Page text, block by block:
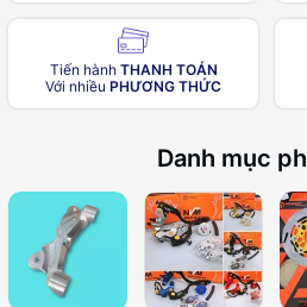
Tiến hành THANH TOÁN
Với nhiều PHƯƠNG THỨC
Danh mục